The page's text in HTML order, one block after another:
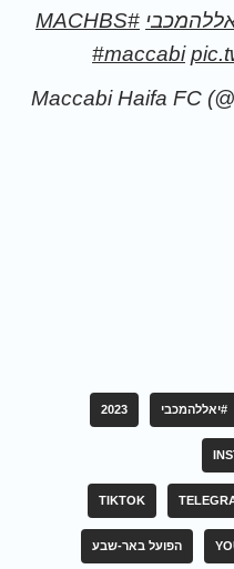
#MACHBS
#maccabi
#יאללהמכבי 2023
TIKTOK
הפועל באר-שבע